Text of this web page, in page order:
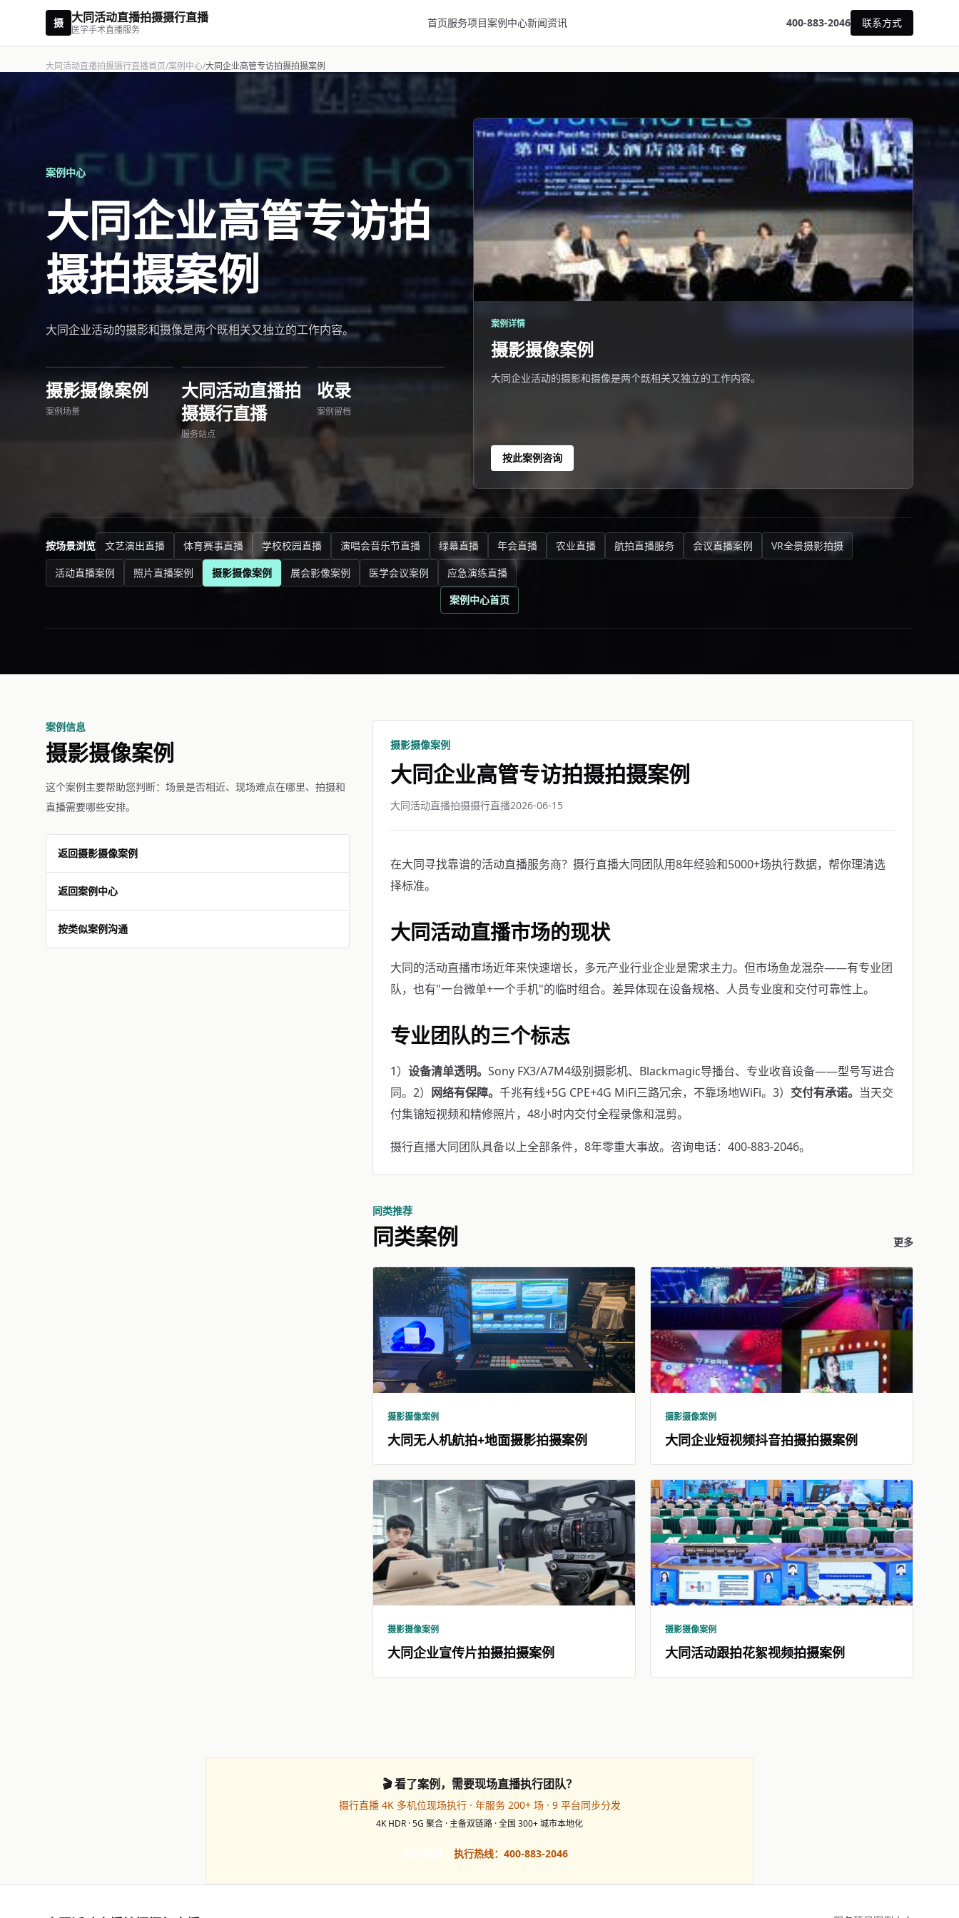
摄 大同活动直播拍摄摄行直播
医学手术直播服务
首页服务项目案例中心新闻资讯 400-883-2046 联系方式
大同活动直播拍摄摄行直播首页/案例中心/大同企业高管专访拍摄拍摄案例
案例中心
大同企业高管专访拍
摄拍摄案例
大同企业活动的摄影和摄像是两个既相关又独立的工作内容。
摄影摄像案例
案例场景
大同活动直播拍
摄摄行直播
服务站点
收录
案例留档
案例详情
摄影摄像案例
大同企业活动的摄影和摄像是两个既相关又独立的工作内容。
按此案例咨询
按场景浏览 文艺演出直播 体育赛事直播 学校校园直播 演唱会音乐节直播 绿幕直播 年会直播 农业直播 航拍直播服务 会议直播案例
VR全景摄影拍摄
活动直播案例
照片直播案例 摄影摄像案例 展会影像案例 医学会议案例
应急演练直播
案例中心首页
案例信息
摄影摄像案例
这个案例主要帮助您判断：场景是否相近、现场难点在哪里、拍摄和
直播需要哪些安排。
返回摄影摄像案例
返回案例中心
按类似案例沟通
摄影摄像案例
大同企业高管专访拍摄拍摄案例
大同活动直播拍摄摄行直播2026-06-15
在大同寻找靠谱的活动直播服务商？摄行直播大同团队用8年经验和5000+场执行数据，帮你理清选
择标准。
大同活动直播市场的现状
大同的活动直播市场近年来快速增长，多元产业行业企业是需求主力。但市场鱼龙混杂——有专业团
队，也有"一台微单+一个手机"的临时组合。差异体现在设备规格、人员专业度和交付可靠性上。
专业团队的三个标志
1）设备清单透明。Sony FX3/A7M4级别摄影机、Blackmagic导播台、专业收音设备——型号写进合
同。2） 网络有保障。千兆有线+5G CPE+4G MiFi三路冗余，不靠场地WiFi。3） 交付有承诺。 当天交
付集锦短视频和精修照片，48小时内交付全程录像和混剪。
摄行直播大同团队具备以上全部条件，8年零重大事故。咨询电话：400-883-2046。
同类推荐
同类案例 更多
摄影摄像案例
大同无人机航拍+地面摄影拍摄案例
摄影摄像案例
大同企业短视频抖音拍摄拍摄案例
摄影摄像案例
大同企业宣传片拍摄拍摄案例
摄影摄像案例
大同活动跟拍花絮视频拍摄案例
🎬 看了案例，需要现场直播执行团队？
摄行直播 4K 多机位现场执行 · 年服务 200+ 场 · 9 平台同步分发
4K HDR · 5G 聚合 · 主备双链路 · 全国 300+ 城市本地化
执行热线：400-883-2046